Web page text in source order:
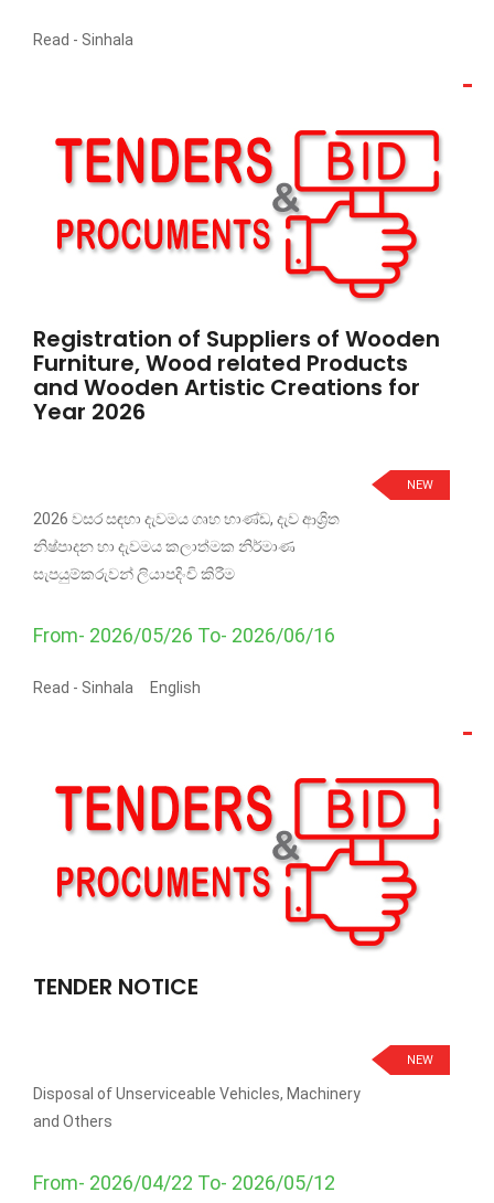
Read - Sinhala
Registration of Suppliers of Wooden
Furniture, Wood related Products
and Wooden Artistic Creations for
Year 2026
NEW
2026 වසර සඳහා දැවමය ගෘහ භාණ්ඩ, දැව ආශ්‍රිත
නිෂ්පාදන හා දැවමය කලාත්මක නිර්මාණ
සැපයුම්කරුවන් ලියාපදිංචි කිරීම
From- 2026/05/26 To- 2026/06/16
Read - Sinhala English
TENDER NOTICE
NEW
Disposal of Unserviceable Vehicles, Machinery
and Others
From- 2026/04/22 To- 2026/05/12